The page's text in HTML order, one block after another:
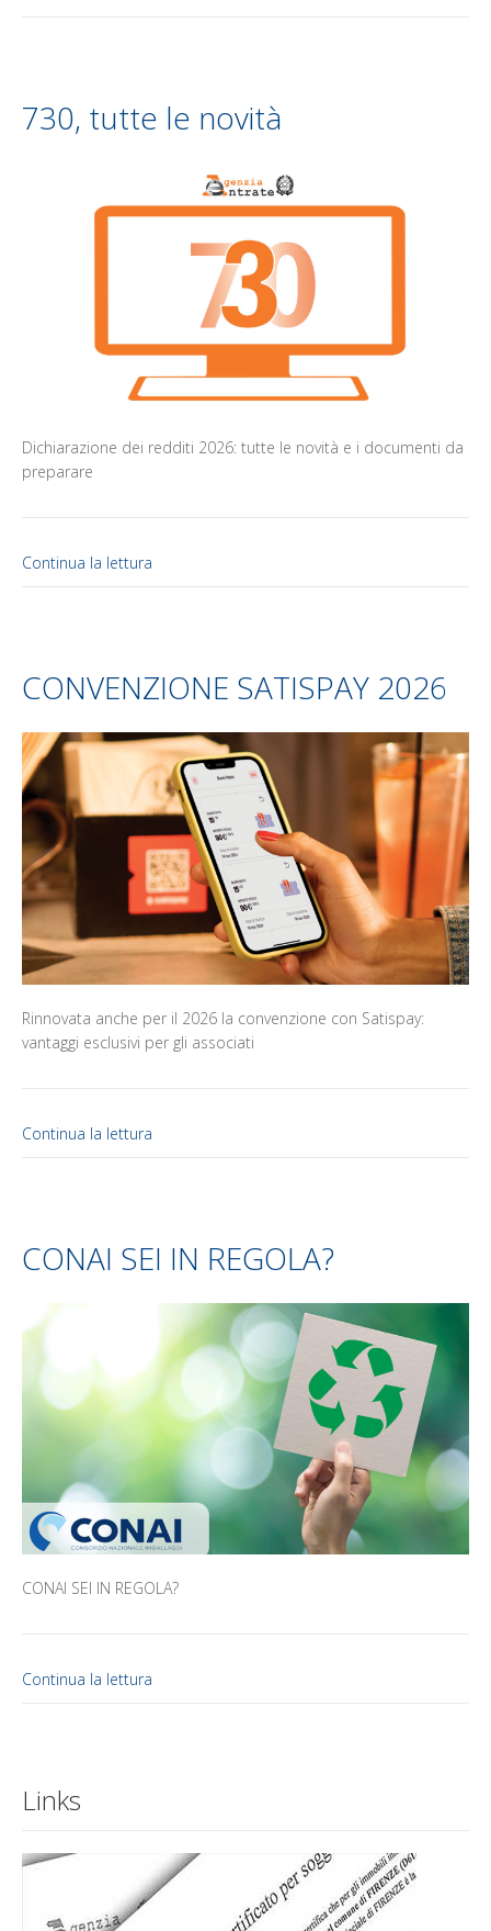
730, tutte le novità
Dichiarazione dei redditi 2026: tutte le novità e i documenti da
preparare
Continua la lettura
CONVENZIONE SATISPAY 2026
Rinnovata anche per il 2026 la convenzione con Satispay:
vantaggi esclusivi per gli associati
Continua la lettura
CONAI SEI IN REGOLA?
CONAI SEI IN REGOLA?
Continua la lettura
Links